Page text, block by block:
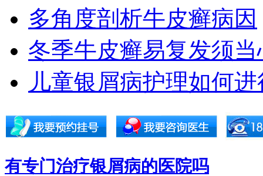
多角度剖析牛皮癣病因
冬季牛皮癣易复发须当
儿童银屑病护理如何
有专门治疗银屑病的医院吗